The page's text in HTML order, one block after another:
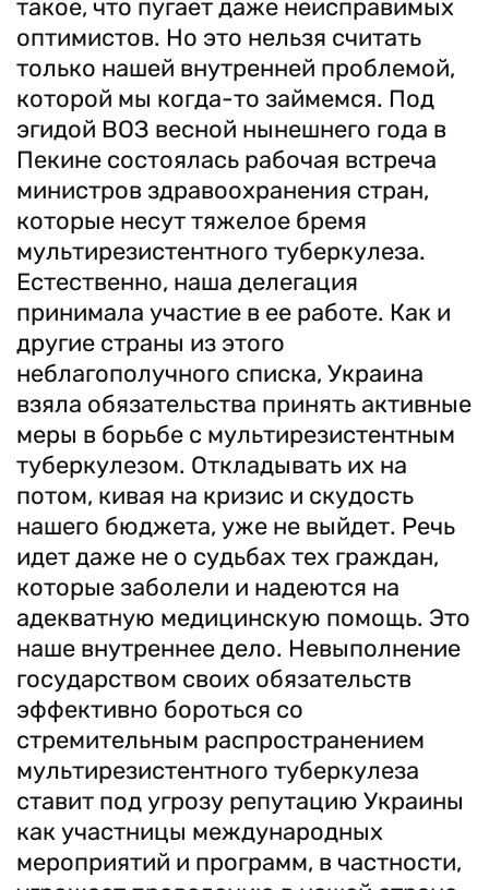
такое, что пугает даже неисправимых
оптимистов. Но это нельзя считать
только нашей внутренней проблемой,
которой мы когда-то займемся. Под
эгидой ВОЗ весной нынешнего года в
Пекине состоялась рабочая встреча
министров здравоохранения стран,
которые несут тяжелое бремя
мультирезистентного туберкулеза.
Естественно, наша делегация
принимала участие в ее работе. Как и
другие страны из этого
неблагополучного списка, Украина
взяла обязательства принять активные
меры в борьбе с мультирезистентным
туберкулезом. Откладывать их на
потом, кивая на кризис и скудость
нашего бюджета, уже не выйдет. Речь
идет даже не о судьбах тех граждан,
которые заболели и надеются на
адекватную медицинскую помощь. Это
наше внутреннее дело. Невыполнение
государством своих обязательств
эффективно бороться со
стремительным распространением
мультирезистентного туберкулеза
ставит под угрозу репутацию Украины
как участницы международных
мероприятий и программ, в частности,